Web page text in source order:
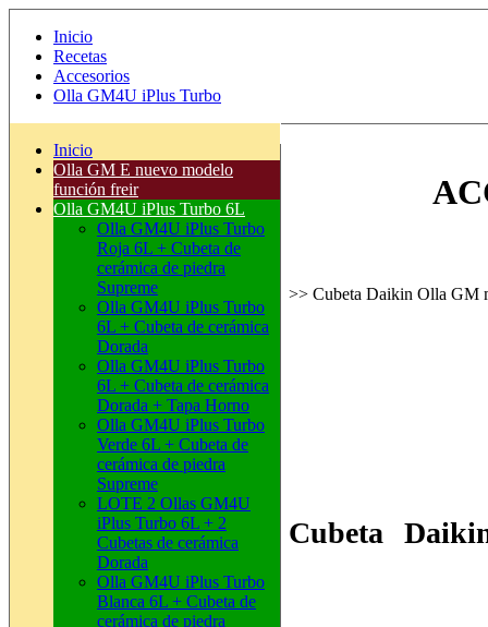
Inicio
Recetas
Accesorios
Olla GM4U iPlus Turbo
Inicio
Olla GM E nuevo modelo
función freir
Olla GM4U iPlus Turbo 6L
Olla GM4U iPlus Turbo
Roja 6L + Cubeta de
cerámica de piedra
Supreme
Olla GM4U iPlus Turbo
6L + Cubeta de cerámica
Dorada
Olla GM4U iPlus Turbo
6L + Cubeta de cerámica
Dorada + Tapa Horno
Olla GM4U iPlus Turbo
Verde 6L + Cubeta de
cerámica de piedra
Supreme
LOTE 2 Ollas GM4U
iPlus Turbo 6L + 2
Cubetas de cerámica
Dorada
Olla GM4U iPlus Turbo
Blanca 6L + Cubeta de
cerámica de piedra
>> Cubeta Daikin Olla GM